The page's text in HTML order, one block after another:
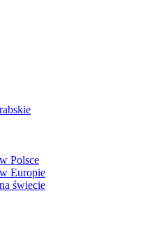
Polsce
Europie
świecie